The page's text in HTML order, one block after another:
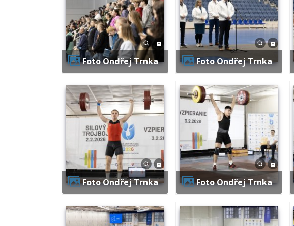
Foto Ondřej Trnka Foto Ondřej Trnka
Foto Ondřej Trnka Foto Ondřej Trnka